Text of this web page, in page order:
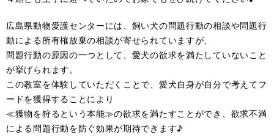
広島県動物愛護センターには、飼い犬の問題行動の相談や問題行
動による所有権放棄の相談が寄せられていますが、
問題行動の原因の一つとして、愛犬の欲求を満たしていないこと
が挙げられます。
この教室を体験していただくことで、愛犬自身が自分で考えてフ
ードを獲得することにより
≪獲物を狩るという本能≫の欲求を満たすことができ、欲求不満
による問題行動を防ぐ効果が期待できます♪